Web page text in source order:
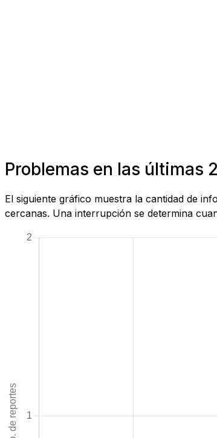
Problemas en las últimas
El siguiente gráfico muestra la cantidad de
cercanas. Una interrupción se determina